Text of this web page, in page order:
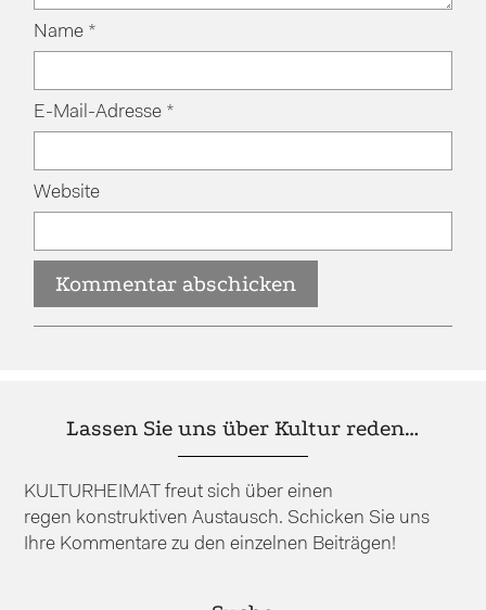
Name *
E-Mail-Adresse *
Website
Lassen Sie uns über Kultur reden…
KULTURHEIMAT freut sich über einen
regen konstruktiven Austausch. Schicken Sie uns
Ihre Kommentare zu den einzelnen Beiträgen!